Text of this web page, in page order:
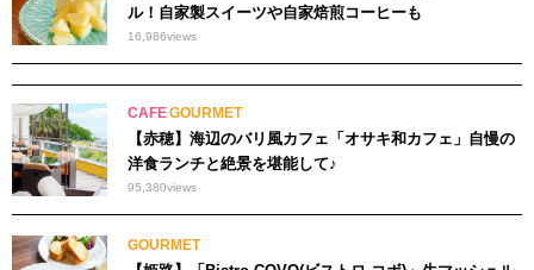
ル！自家製スイーツや自家焙煎コーヒーも
16,986views
CAFEGOURMET
【赤穂】海辺のバリ風カフェ「オサキ和カフェ」自慢の
洋食ランチと絶景を堪能して♪
95,380views
GOURMET